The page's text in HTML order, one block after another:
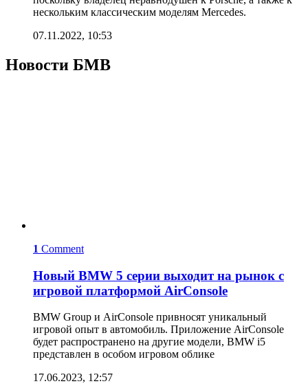
нескольким классическим моделям Mercedes.
07.11.2022, 10:53
Новости БМВ
1 Comment
Новый BMW 5 серии выходит на рынок с
игровой платформой AirConsole
BMW Group и AirConsole привносят уникальный
игровой опыт в автомобиль. Приложение AirConsole
будет распространено на другие модели, BMW i5
представлен в особом игровом облике
17.06.2023, 12:57